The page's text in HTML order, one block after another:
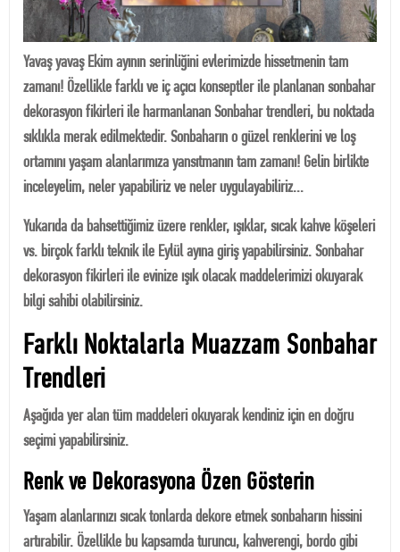
Yavaş yavaş Ekim ayının serinliğini evlerimizde hissetmenin tam
zamanı! Özellikle farklı ve iç açıcı konseptler ile planlanan sonbahar
dekorasyon fikirleri ile harmanlanan Sonbahar trendleri, bu noktada
sıklıkla merak edilmektedir. Sonbaharın o güzel renklerini ve loş
ortamını yaşam alanlarımıza yansıtmanın tam zamanı! Gelin birlikte
inceleyelim, neler yapabiliriz ve neler uygulayabiliriz…
Yukarıda da bahsettiğimiz üzere renkler, ışıklar, sıcak kahve köşeleri
vs. birçok farklı teknik ile Eylül ayına giriş yapabilirsiniz. Sonbahar
dekorasyon fikirleri ile evinize ışık olacak maddelerimizi okuyarak
bilgi sahibi olabilirsiniz.
Farklı Noktalarla Muazzam Sonbahar
Trendleri
Aşağıda yer alan tüm maddeleri okuyarak kendiniz için en doğru
seçimi yapabilirsiniz.
Renk ve Dekorasyona Özen Gösterin
Yaşam alanlarınızı sıcak tonlarda dekore etmek sonbaharın hissini
artırabilir. Özellikle bu kapsamda turuncu, kahverengi, bordo gibi